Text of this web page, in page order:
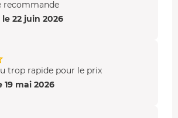
recommande
22 juin 2026
trop rapide pour le prix
19 mai 2026